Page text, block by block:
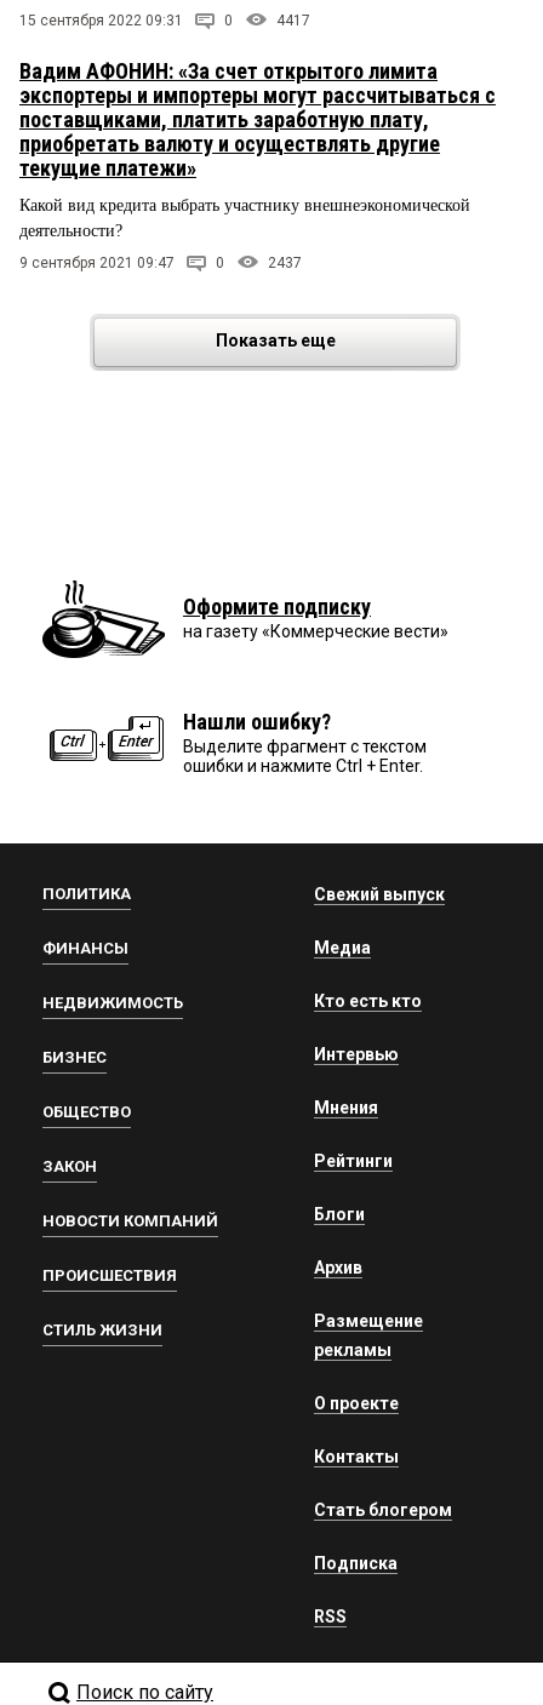
15 сентября 2022 09:31 0 4417
Вадим АФОНИН: «За счет открытого лимита
экспортеры и импортеры могут рассчитываться с
поставщиками, платить заработную плату,
приобретать валюту и осуществлять другие
текущие платежи»
Какой вид кредита выбрать участнику внешнеэкономической
деятельности?
9 сентября 2021 09:47 0 2437
Показать еще
Оформите подписку
на газету «Коммерческие вести»
Нашли ошибку?
Выделите фрагмент с текстом
ошибки и нажмите Ctrl + Enter.
ПОЛИТИКА
ФИНАНСЫ
НЕДВИЖИМОСТЬ
БИЗНЕС
ОБЩЕСТВО
ЗАКОН
НОВОСТИ КОМПАНИЙ
ПРОИСШЕСТВИЯ
СТИЛЬ ЖИЗНИ
Свежий выпуск
Медиа
Кто есть кто
Интервью
Мнения
Рейтинги
Блоги
Архив
Размещение
рекламы
О проекте
Контакты
Стать блогером
Подписка
RSS
Поиск по сайту